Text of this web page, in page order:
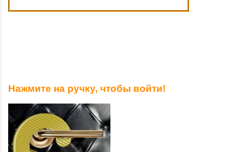
Нажмите на ручку, чтобы войти!